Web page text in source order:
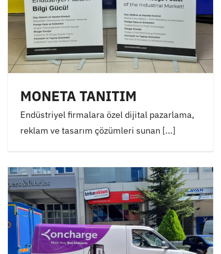
MONETA TANITIM
Endüstriyel firmalara özel dijital pazarlama,
reklam ve tasarım çözümleri sunan [...]